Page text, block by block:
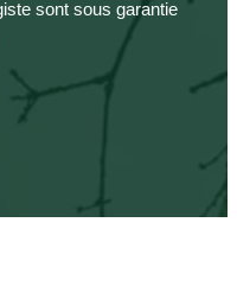
sont sous garantie